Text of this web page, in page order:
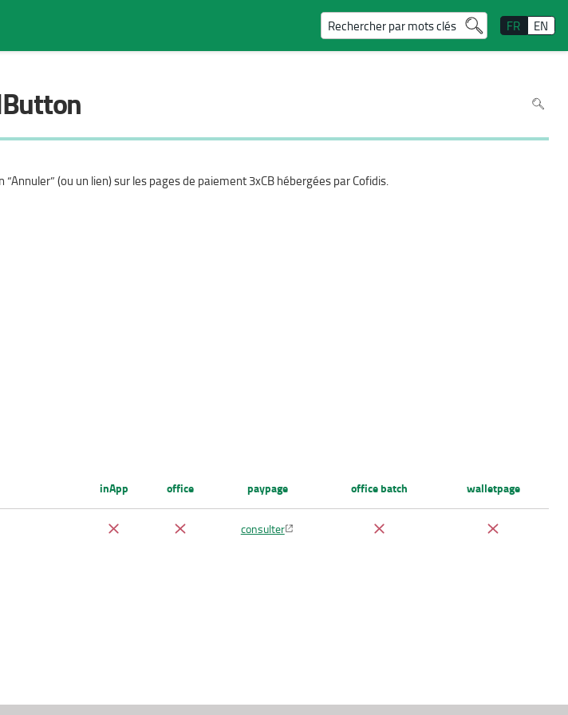
Rechercher par mots clés FR EN
Pour
dans
utiliser
(ou un lien) sur les pages de paiement 3xCB hébergées par Cofidis.
inApp office paypage office batch walletpage
consulter